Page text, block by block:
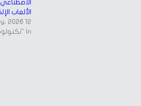
الألعاب
12 May، 2026
In "تكنولوجيا"